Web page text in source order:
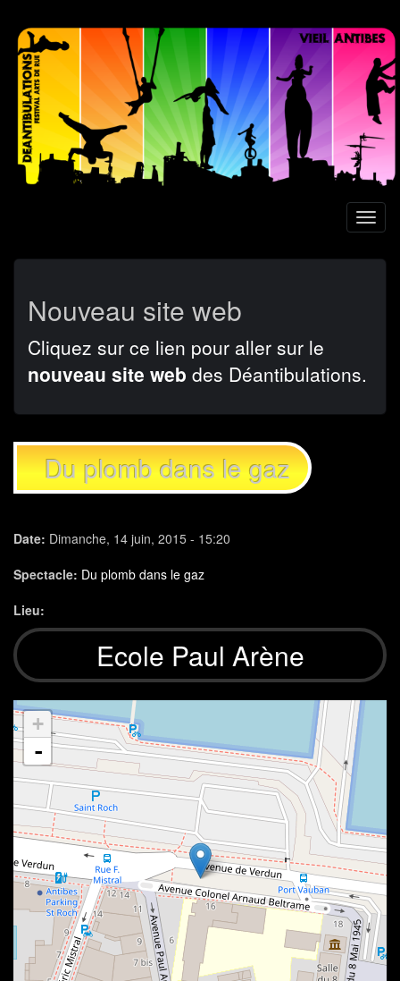
Aller
contenu
principal
Nouveau site web
Cliquez sur ce lien pour aller sur le
nouveau site web des Déantibulations.
Du plomb dans le gaz
Date: Dimanche, 14 juin, 2015 - 15:20
Spectacle: Du plomb dans le gaz
Lieu:
Ecole Paul Arène
+
-